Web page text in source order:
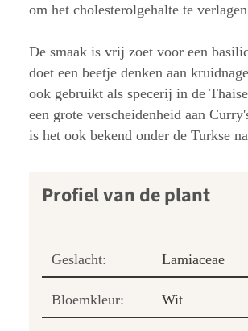
om het cholesterolgehalte te
De smaak is vrij zoet voor een
doet een beetje denken aan
ook gebruikt als specerij in de
een grote verscheidenheid aan
is het ook bekend onder de Turkse
Profiel van de plant
Geslacht: Lamiaceae
Bloemkleur: Wit